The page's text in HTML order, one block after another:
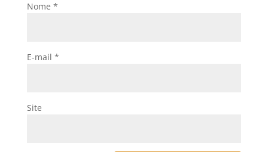
Nome *
E-mail *
Site